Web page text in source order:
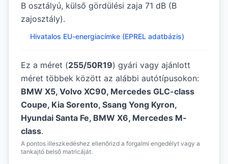
B osztályú, külső gördülési zaja 71 dB (B
zajosztály).
Hivatalos EU-energiacímke (EPREL adatbázis)
Ez a méret (255/50R19) gyári vagy ajánlott
méret többek között az alábbi autótípusokon:
BMW X5, Volvo XC90, Mercedes GLC-class
Coupe, Kia Sorento, Ssang Yong Kyron,
Hyundai Santa Fe, BMW X6, Mercedes M-
class.
A pontos illeszkedéshez ellenőrizd a forgalmi engedélyt vagy a
tankajtó belső matricáját.